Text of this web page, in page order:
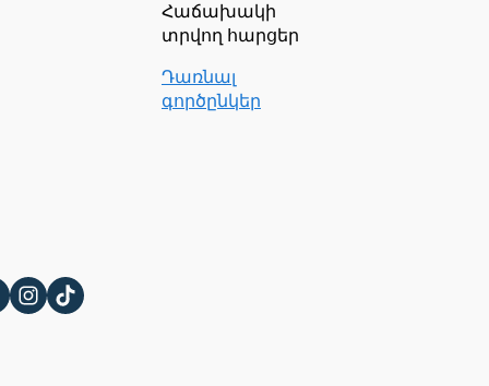
Հաճախակի
տրվող հարցեր
Դառնալ
գործընկեր